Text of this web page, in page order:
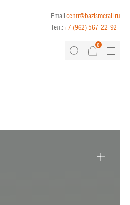
Email:centr@bazismetall.ru
Тел.:+7 (962) 567-22-92
0